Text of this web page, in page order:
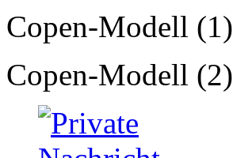
Copen-Modell
Copen-Modell